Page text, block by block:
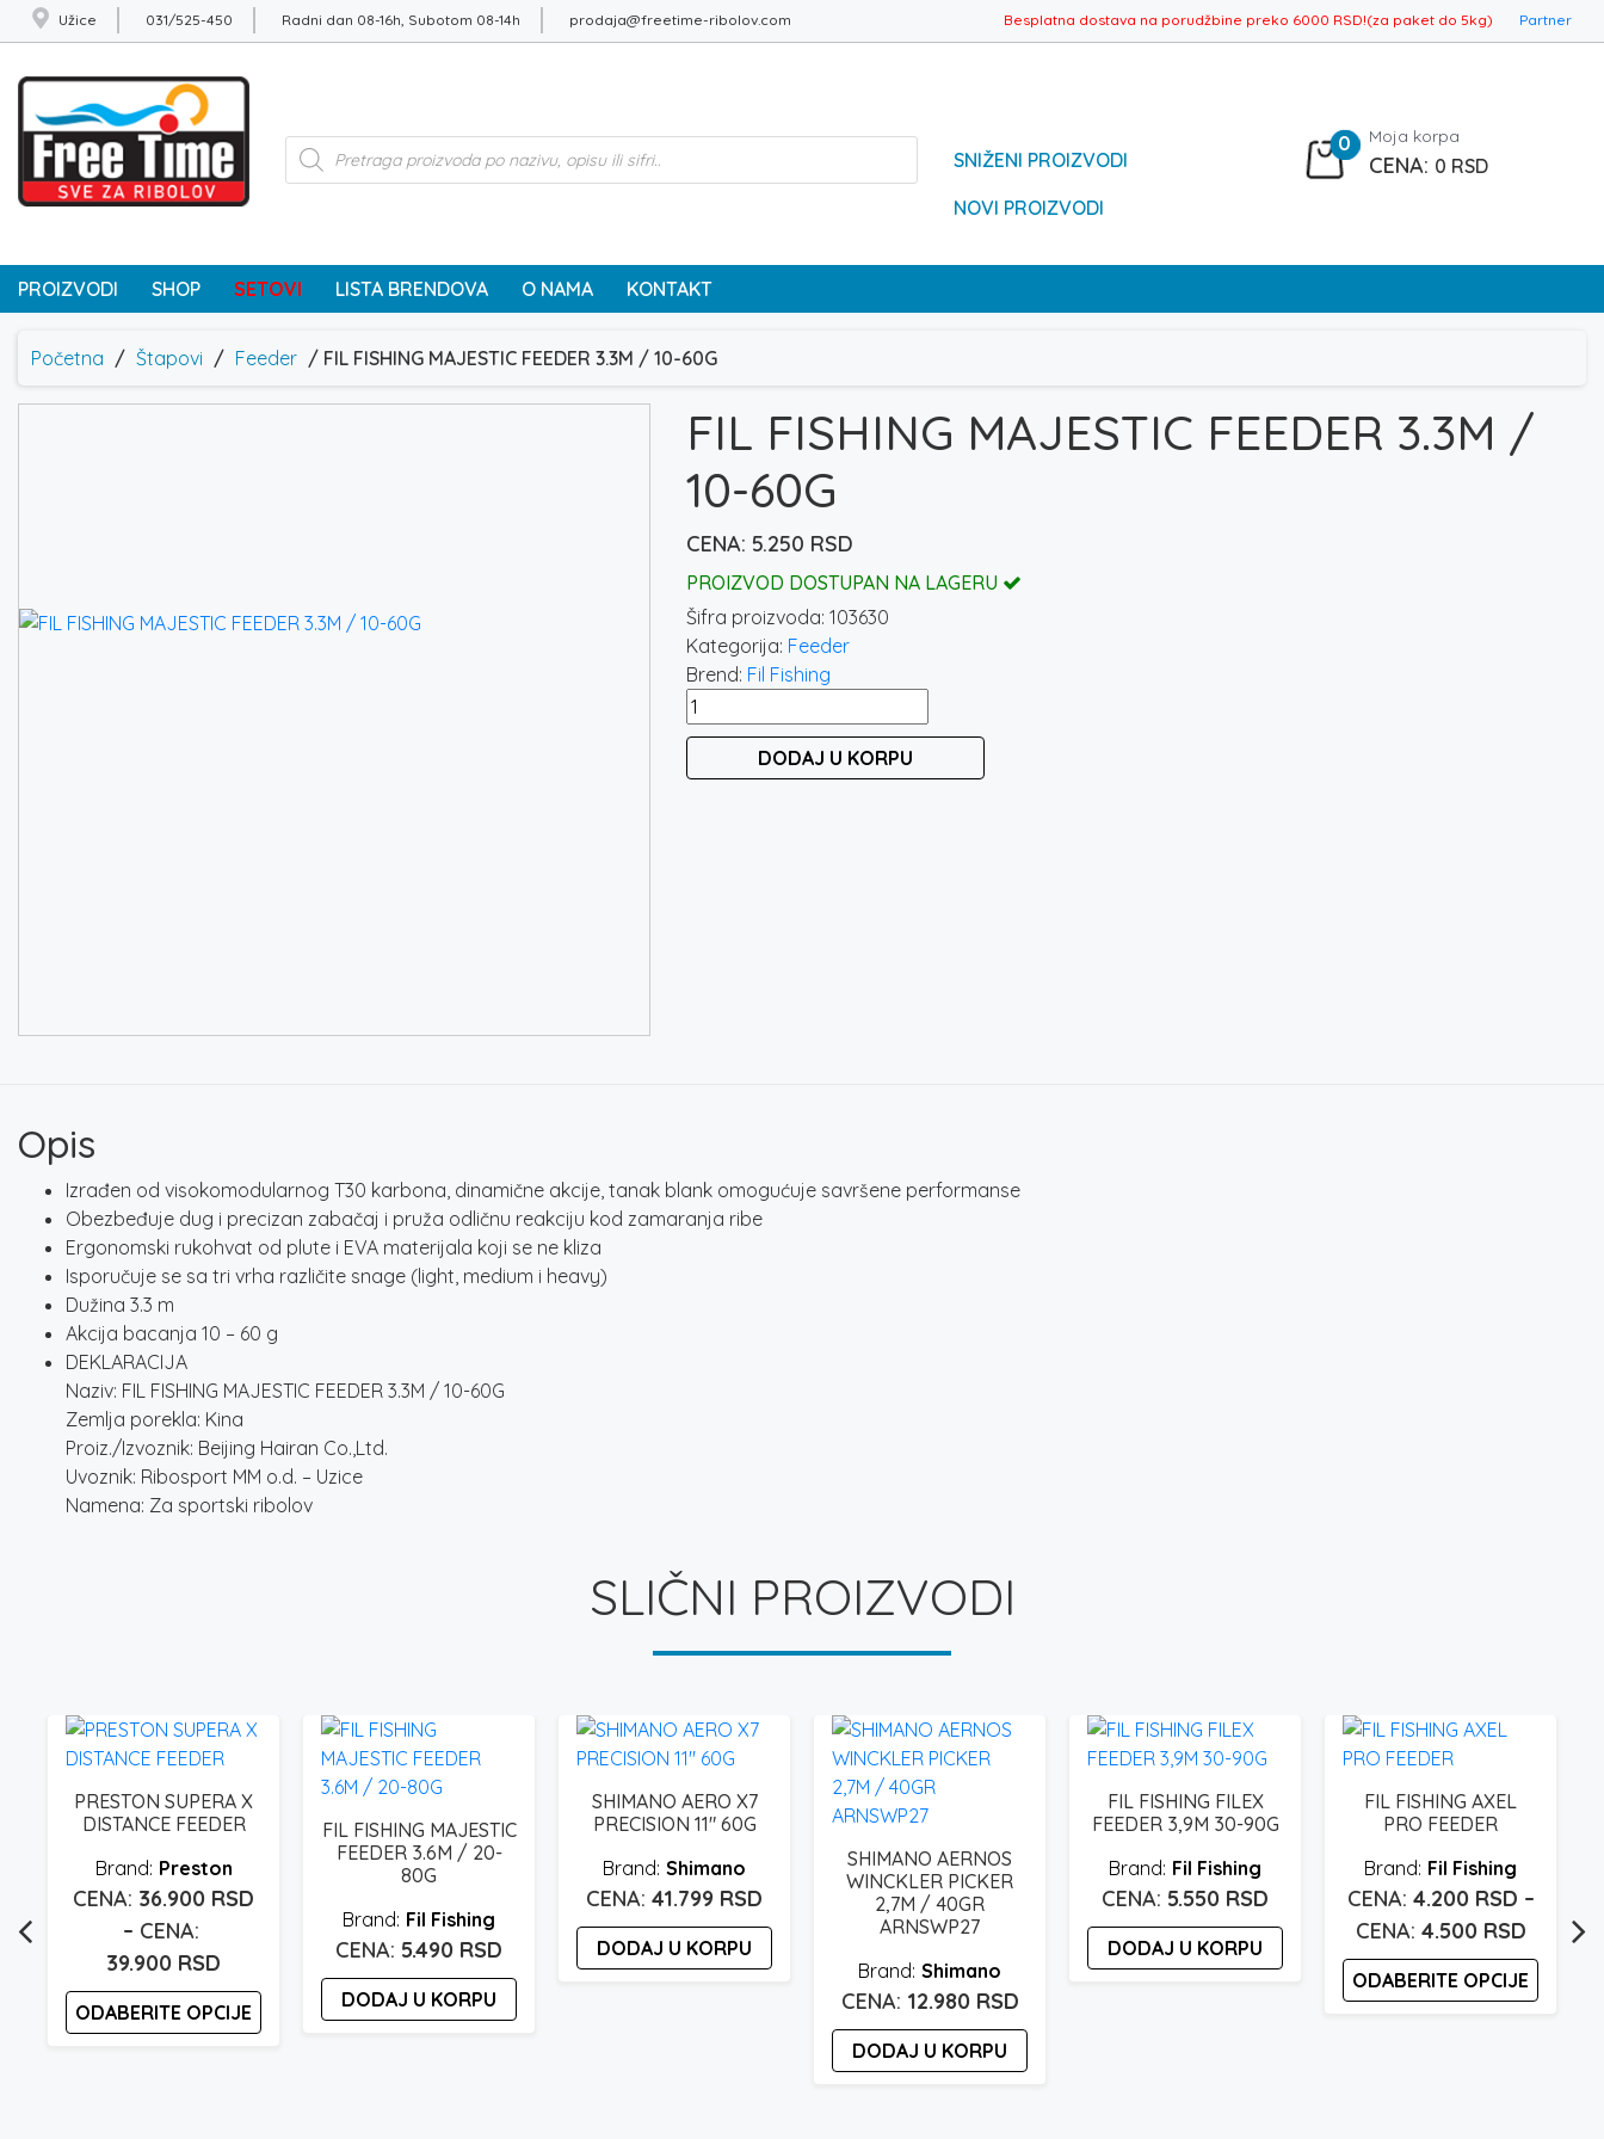
Užice 031/525-450 Radni dan 08-16h, Subotom 08-14h prodaja@freetime-ribolov.com Besplatna dostava na porudžbine preko 6000 RSD!(za paket do 5kg) Partner
Products
search
SNIŽENI PROIZVODI
NOVI PROIZVODI
0 Moja korpa
0 RSD
PROIZVODI SHOP SETOVI LISTA BRENDOVA O NAMA KONTAKT
Početna / Štapovi / Feeder / FIL FISHING MAJESTIC FEEDER 3.3M / 10-60G
FIL FISHING MAJESTIC FEEDER 3.3M /
10-60G
5.250 RSD
PROIZVOD DOSTUPAN NA LAGERU
Šifra proizvoda: 103630
Kategorija: Feeder
Brend: Fil Fishing
FIL
FISHING
MAJESTIC
FEEDER
DODAJ U KORPU
Opis
Izrađen od visokomodularnog T30 karbona, dinamične akcije, tanak blank omogućuje savršene performanse
Obezbeđuje dug i precizan zabačaj i pruža odličnu reakciju kod zamaranja ribe
Ergonomski rukohvat od plute i EVA materijala koji se ne kliza
Isporučuje se sa tri vrha različite snage (light, medium i heavy)
Dužina 3.3 m
Akcija bacanja 10 – 60 g
DEKLARACIJA
Naziv: FIL FISHING MAJESTIC FEEDER 3.3M / 10-60G
Zemlja porekla: Kina
Proiz./Izvoznik: Beijing Hairan Co.,Ltd.
Uvoznik: Ribosport MM o.d. – Uzice
Namena: Za sportski ribolov
SLIČNI PROIZVODI
PRESTON SUPERA X
DISTANCE FEEDER
Preston
36.900 RSD
–
39.900 RSD
cena:
od
ODABERITE OPCIJE
FIL FISHING MAJESTIC
FEEDER 3.6M / 20-
80G
Fil Fishing
5.490 RSD
DODAJ U KORPU
SHIMANO AERO X7
PRECISION 11″ 60G
Shimano
41.799 RSD
DODAJ U KORPU
SHIMANO AERNOS
WINCKLER PICKER
2,7M / 40GR
ARNSWP27
Shimano
12.980 RSD
DODAJ U KORPU
FIL FISHING FILEX
FEEDER 3,9M 30-90G
Fil Fishing
5.550 RSD
DODAJ U KORPU
FIL FISHING AXEL
PRO FEEDER
Fil Fishing
4.200 RSD –
4.500 RSDRaspon
cena:
od
ODABERITE OPCIJE